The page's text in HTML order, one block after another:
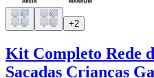
+2
Kit Completo Rede
Sacadas Crianças